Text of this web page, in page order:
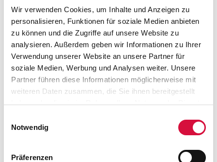
Wir verwenden Cookies, um Inhalte und Anzeigen zu
personalisieren, Funktionen für soziale Medien anbieten
zu können und die Zugriffe auf unsere Website zu
analysieren. Außerdem geben wir Informationen zu Ihrer
Verwendung unserer Website an unsere Partner für
soziale Medien, Werbung und Analysen weiter. Unsere
Partner führen diese Informationen möglicherweise mit
weiteren Daten zusammen, die Sie ihnen bereitgestellt
haben oder die sie im Rahmen Ihrer Nutzung der Dienste
Cookies, wenn Sie unsere Webseite weiterhin nutzen.
Notwendig
Präferenzen
Delegation reist zur Einweihung der Jungfrau-
Maria-Kirche nach Södertälje, Schweden
WEITERLESEN